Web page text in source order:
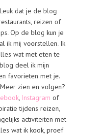
dat je de blog
reizen of
Op de blog kun je
ik mij voorstellen. Ik
wat met eten te
deel ik mijn
favorieten met je.
zien en volgen?
, Instagram of
tijdens reizen,
activiteiten met
wat ik kook, proef